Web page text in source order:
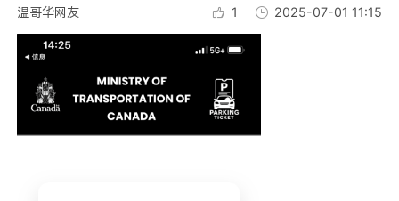
温哥华网友 1 2025-07-01 11:15